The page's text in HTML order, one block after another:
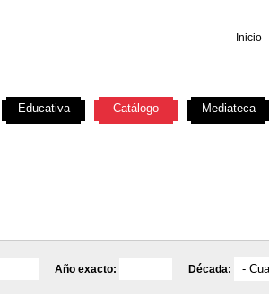
Inicio
Año exacto: Década:
Educativa Catálogo Mediateca